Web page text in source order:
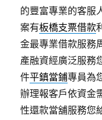
的豐富專業的客服
案有板橋支票借款
金最專業借款服務
產融資經廣泛服務
件平鎮當鋪專員為
辦理報客戶依資金
性還款當舖服務您